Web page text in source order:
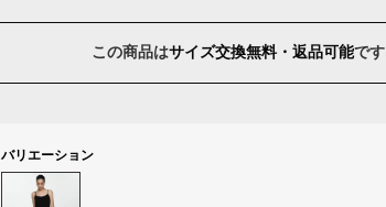
この商品はサイズ交換無料・返品可能です
バリエーション